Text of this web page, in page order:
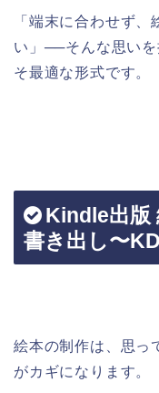
「端末に合わせず
い」──そんな思いを
そ最適な形式です。
Kindle出版
書き出し〜
絵本の制作は、思っ
がカギになります。